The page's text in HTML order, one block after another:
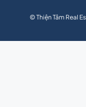
© Thiện Tâm Real